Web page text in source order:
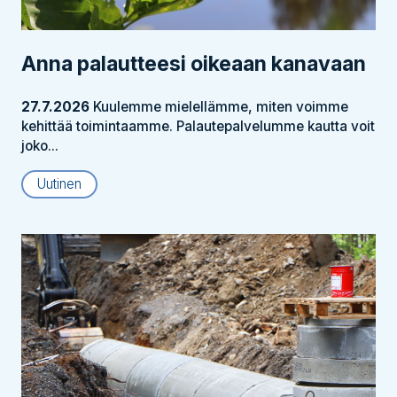
Anna palautteesi oikeaan kanavaan
27.7.2026 Kuulemme mielellämme, miten voimme
kehittää toimintaamme. Palautepalvelumme kautta voit
joko...
Uutinen